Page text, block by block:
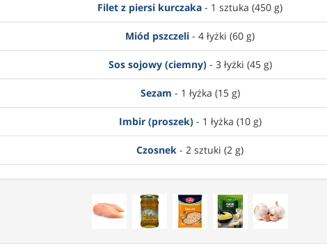
Filet z piersi kurczaka - 1 sztuka (450 g)
Miód pszczeli - 4 łyżki (60 g)
Sos sojowy (ciemny)- 3 łyżki (45 g)
Sezam - 1 łyżka (15 g)
Imbir (proszek)- 1 łyżka (10 g)
Czosnek - 2 sztuki (2 g)